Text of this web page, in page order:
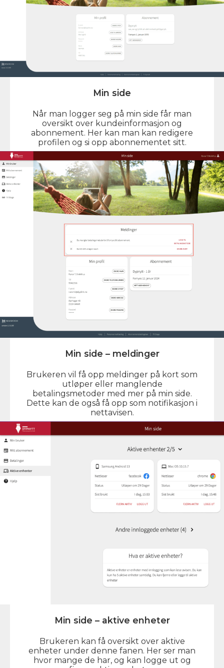
Min side
Når man logger seg på min side får man
oversikt over kundeinformasjon og
abonnement. Her kan man kan redigere
profilen og si opp abonnementet sitt.
Min side – meldinger
Brukeren vil få opp meldinger på kort som
utløper eller manglende
betalingsmetoder med mer på min side.
Dette kan de også få opp som notifikasjon i
nettavisen.
Min side – aktive enheter
Brukeren kan få oversikt over aktive
enheter under denne fanen. Her ser man
hvor mange de har, og kan logge ut og